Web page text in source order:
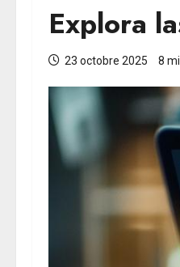
Explora
23 octobre 2025 8